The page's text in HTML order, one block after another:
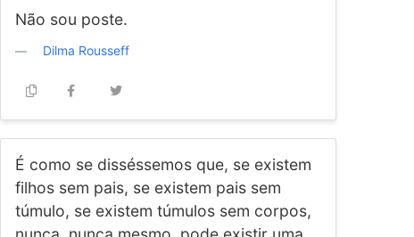
Não sou poste.
Dilma Rousseff
É como se disséssemos que, se existem
filhos sem pais, se existem pais sem
túmulo, se existem túmulos sem corpos,